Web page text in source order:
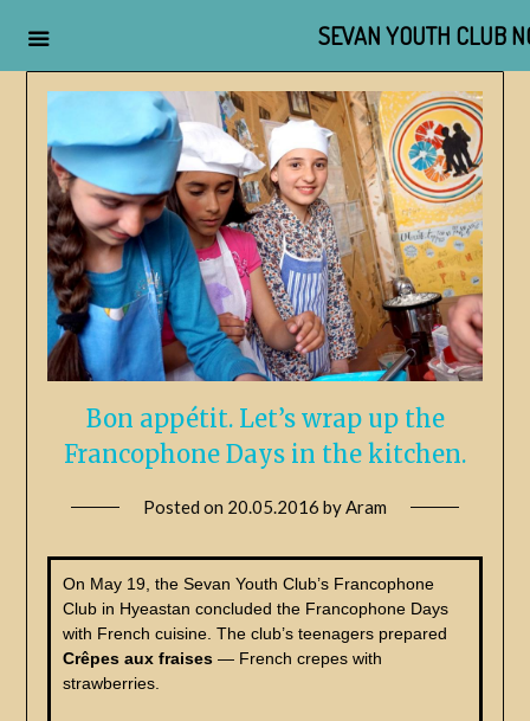
Bon appétit. Let’s wrap up the
Francophone Days in the kitchen.
Posted on 20.05.2016 byAram
On May 19, the Sevan Youth Club’s Francophone
Club in Hyeastan concluded the Francophone Days
with French cuisine. The club’s teenagers prepared
Crêpes aux fraises— French crepes with
strawberries.
SEVAN YOUTH CLUB